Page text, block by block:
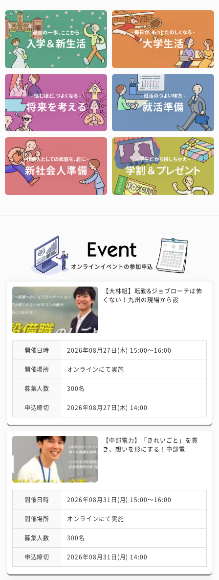
オンラインイベントの参加申込
【大林組】転勤&ジョブローテは怖
くない！九州の現場から設
開催日時 2026年08月27日(木) 15:00〜16:00
開催場所 オンラインにて実施
募集人数 300名
申込締切 2026年08月27日(木) 14:00
【中部電力】「きれいごと」を貫
き、想いを形にする！中部電
開催日時 2026年08月31日(月) 15:00〜16:00
開催場所 オンラインにて実施
募集人数 300名
申込締切 2026年08月31日(月) 14:00